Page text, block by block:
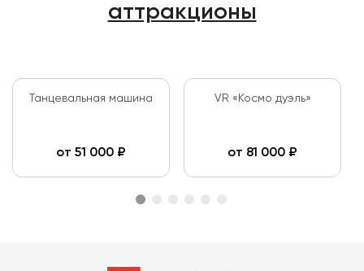
аттракционы
Танцевальная машина
от 51 000 ₽
VR «Космо дуэль»
от 81 000 ₽